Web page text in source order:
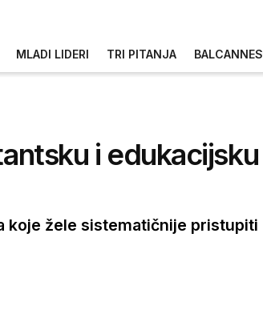
MLADI LIDERI TRI PITANJA BALCANNES
i edukacijsku
koje žele sistematičnije pristupiti